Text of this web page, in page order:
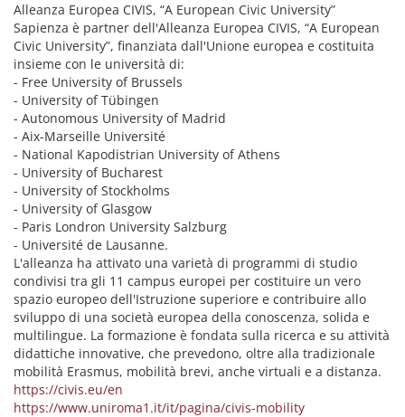
Alleanza Europea CIVIS, “A European Civic University”
Sapienza è partner dell'Alleanza Europea CIVIS, “A European
Civic University”, finanziata dall'Unione europea e costituita
insieme con le università di:
- Free University of Brussels
- University of Tübingen
- Autonomous University of Madrid
- Aix-Marseille Université
- National Kapodistrian University of Athens
- University of Bucharest
- University of Stockholms
- University of Glasgow
- Paris Londron University Salzburg
- Université de Lausanne.
L'alleanza ha attivato una varietà di programmi di studio
condivisi tra gli 11 campus europei per costituire un vero
spazio europeo dell'Istruzione superiore e contribuire allo
sviluppo di una società europea della conoscenza, solida e
multilingue. La formazione è fondata sulla ricerca e su attività
didattiche innovative, che prevedono, oltre alla tradizionale
mobilità Erasmus, mobilità brevi, anche virtuali e a distanza.
https://civis.eu/en
https://www.uniroma1.it/it/pagina/civis-mobility